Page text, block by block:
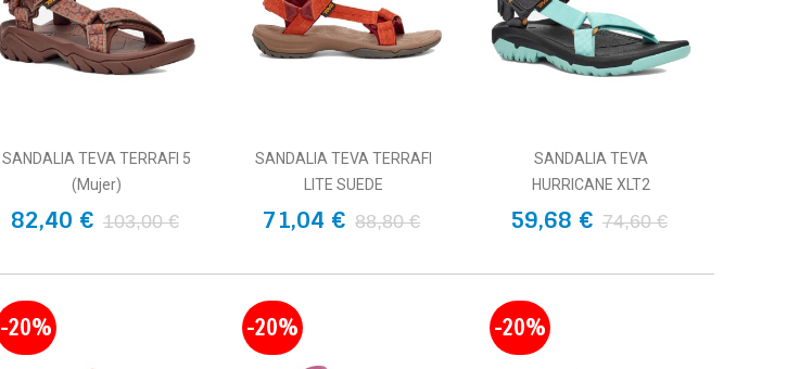
SANDALIA TEVA TERRAFI 5
(Mujer)
82,40 € 103,00 €
SANDALIA TEVA TERRAFI
LITE SUEDE
71,04 € 88,80 €
SANDALIA TEVA
HURRICANE XLT2
59,68 € 74,60 €
-20% -20% -20%